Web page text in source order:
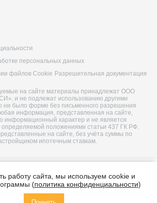
персональных данных
файлов Cookie Разрешительная документация
на сайте материалы принадлежат ООО
и не подлежат использованию другими
ни было форме без письменного разрешения
информация, представленная на сайте,
информационный характер и не является
положениями статьи 437 ГК РФ.
на сайте, без учёта суммы по
ипотечным ставкам.
работу сайта, мы используем cookie и
(политика конфиденциальности)